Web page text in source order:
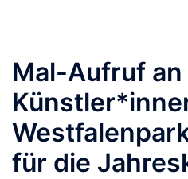
Mal-Aufruf an
für die